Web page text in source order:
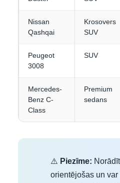
Nissan
Qashqai
Krosovers
SUV
Peugeot
3008
SUV
Mercedes-
Benz C-
Class
Premium
sedans
⚠️ Piezīme:
orientējošas un